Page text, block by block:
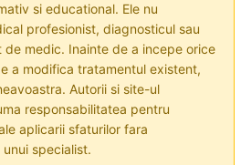
si educational. Ele nu
profesionist, diagnosticul sau
medic. Inainte de a incepe orice
a modifica tratamentul existent,
Autorii si site-ul
responsabilitatea pentru
aplicarii sfaturilor fara
specialist.